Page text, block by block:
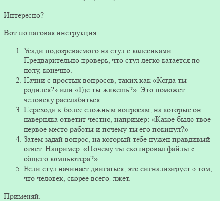
Интересно?
Вот пошаговая инструкция:
Усади подозреваемого на стул с колесиками.
Предварительно проверь, что стул легко катается по
полу, конечно.
Начни с простых вопросов, таких как «Когда ты
родился?» или «Где ты живешь?». Это поможет
человеку расслабиться.
Переходи к более сложным вопросам, на которые он
наверняка ответит честно, например: «Какое было твое
первое место работы и почему ты его покинул?»
Затем задай вопрос, на который тебе нужен правдивый
ответ. Например: «Почему ты скопировал файлы с
общего компьютера?»
Если стул начинает двигаться, это сигнализирует о том,
что человек, скорее всего, лжет.
Применяй.